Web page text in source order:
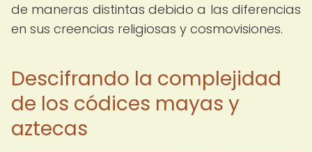
de maneras distintas debido a las diferencias
en sus creencias religiosas y cosmovisiones.
Descifrando la complejidad
de los códices mayas y
aztecas